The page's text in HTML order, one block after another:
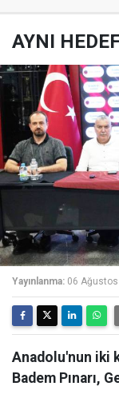
AYNI
Yayınlanma: 06
Anadolu'nun iki
Badem Pınarı,